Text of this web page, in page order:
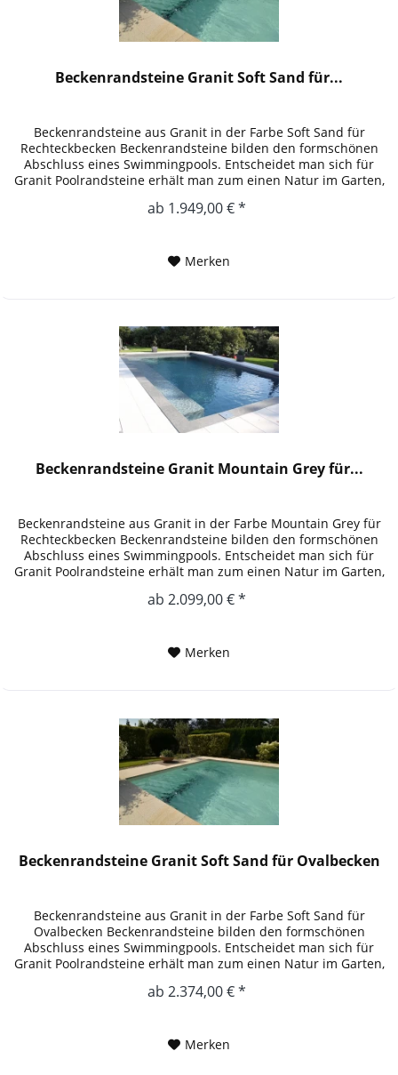
Beckenrandsteine Granit Soft Sand für...
Beckenrandsteine aus Granit in der Farbe Soft Sand für
Rechteckbecken Beckenrandsteine bilden den formschönen
Abschluss eines Swimmingpools. Entscheidet man sich für
Granit Poolrandsteine erhält man zum einen Natur im Garten,
ab 1.949,00 € *
Merken
Beckenrandsteine Granit Mountain Grey für...
Beckenrandsteine aus Granit in der Farbe Mountain Grey für
Rechteckbecken Beckenrandsteine bilden den formschönen
Abschluss eines Swimmingpools. Entscheidet man sich für
Granit Poolrandsteine erhält man zum einen Natur im Garten,
ab 2.099,00 € *
Merken
Beckenrandsteine Granit Soft Sand für Ovalbecken
Beckenrandsteine aus Granit in der Farbe Soft Sand für
Ovalbecken Beckenrandsteine bilden den formschönen
Abschluss eines Swimmingpools. Entscheidet man sich für
Granit Poolrandsteine erhält man zum einen Natur im Garten,
ab 2.374,00 € *
Merken